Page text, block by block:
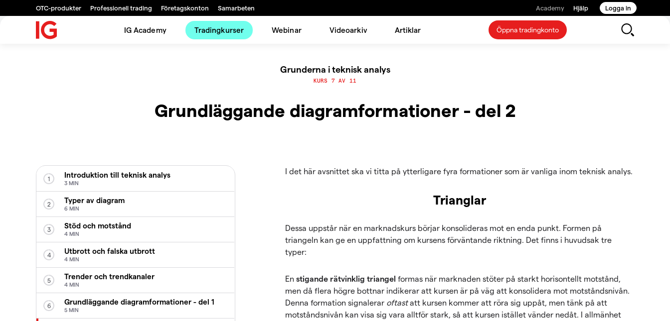
OTC-produkter Professionell trading Företagskonton Samarbeten Academy Hjälp Logga in
IG Academy Tradingkurser Webinar Videoarkiv Artiklar Öppna tradingkonto
Grunderna i teknisk analys
KURS 7 AV 11
Grundläggande diagramformationer - del 2
I det här avsnittet ska vi titta på ytterligare fyra formationer som är vanliga inom teknisk analys.
Trianglar
Dessa uppstår när en marknadskurs börjar konsolideras mot en enda punkt. Formen på
triangeln kan ge en uppfattning om kursens förväntande riktning. Det finns i huvudsak tre
typer:
En stigande rätvinklig triangel formas när marknaden stöter på starkt horisontellt motstånd,
men då flera högre bottnar indikerar att kursen är på väg att konsolidera mot motståndsnivån.
Denna formation signalerar oftastatt kursen kommer att röra sig uppåt, men tänk på att
motståndsnivån kan visa sig vara alltför stark, så att kursen istället vänder nedåt. I allmänhet
1 Introduktion till teknisk analys
3 MIN
2 Typer av diagram
6 MIN
3 Stöd och motstånd
4 MIN
4 Utbrott och falska utbrott
4 MIN
5 Trender och trendkanaler
4 MIN
6 Grundläggande diagramformationer - del 1
5 MIN